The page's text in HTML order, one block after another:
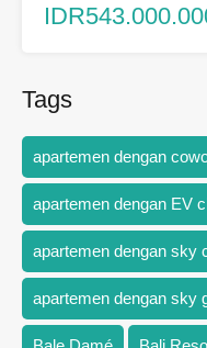
Tags
apartemen dengan
apartemen dengan EV
apartemen dengan sky
apartemen dengan sky